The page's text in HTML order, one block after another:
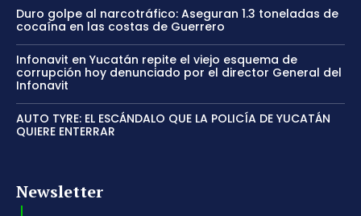
Duro golpe al narcotráfico: Aseguran 1.3 toneladas de
cocaína en las costas de Guerrero
Infonavit en Yucatán repite el viejo esquema de
corrupción hoy denunciado por el director General del
Infonavit
AUTO TYRE: EL ESCÁNDALO QUE LA POLICÍA DE YUCATÁN
QUIERE ENTERRAR
Newsletter